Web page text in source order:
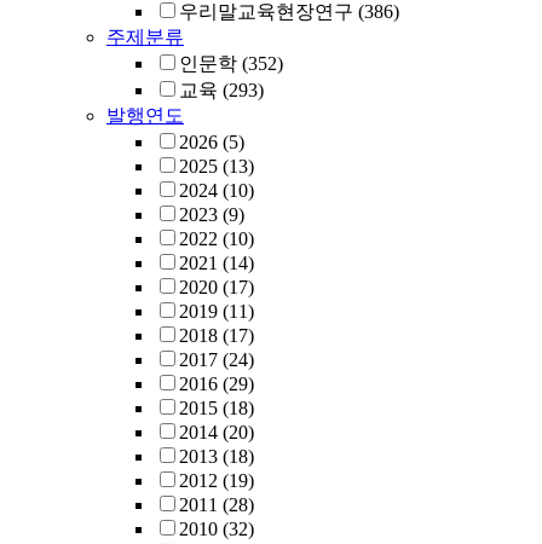
우리말교육현장연구 (386)
주제분류
인문학 (352)
교육 (293)
발행연도
2026 (5)
2025 (13)
2024 (10)
2023 (9)
2022 (10)
2021 (14)
2020 (17)
2019 (11)
2018 (17)
2017 (24)
2016 (29)
2015 (18)
2014 (20)
2013 (18)
2012 (19)
2011 (28)
2010 (32)